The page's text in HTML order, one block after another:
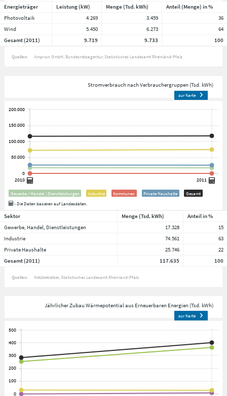
Energieträger Leistung (kW) Menge (Tsd. kWh)
Anteil (Menge) in %
Photovoltaik
4.269 3.459
36
Wind
5.450 6.273
64
Gesamt (2011)
9.719 9.733 100
Quellen: Amprion GmbH Bundesnetzagentur Statistisches Landesamt Rheinland-Pfalz
Stromverbrauch nach Verbrauchergruppen (Tsd. kWh)
zur Karte
Gewerbe / Handel / Dienstleistungen Industrie Kommunen Private Haushalte
Gesamt
- Die Daten basieren auf Landesdaten.
Sektor Menge (Tsd. kWh)
Anteil in %
Gewerbe, Handel, Dienstleistungen
17.328
15
Industrie
74.561
63
Private Haushalte
25.746
22
Gesamt (2011)
117.635 100
Quellen: Netzbetreiber Statistisches Landesamt Rheinland-Pfalz
Jährlicher Zubau Wärmepotential aus Erneuerbaren Energien (Tsd. kWh)
zur Karte